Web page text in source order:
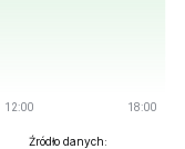
Źródło danych: